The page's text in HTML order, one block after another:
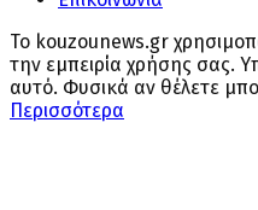
Το kouzounews.gr
την εμπειρία χρήσης σας.
αυτό. Φυσικά αν θέλετε
Περισσότερα